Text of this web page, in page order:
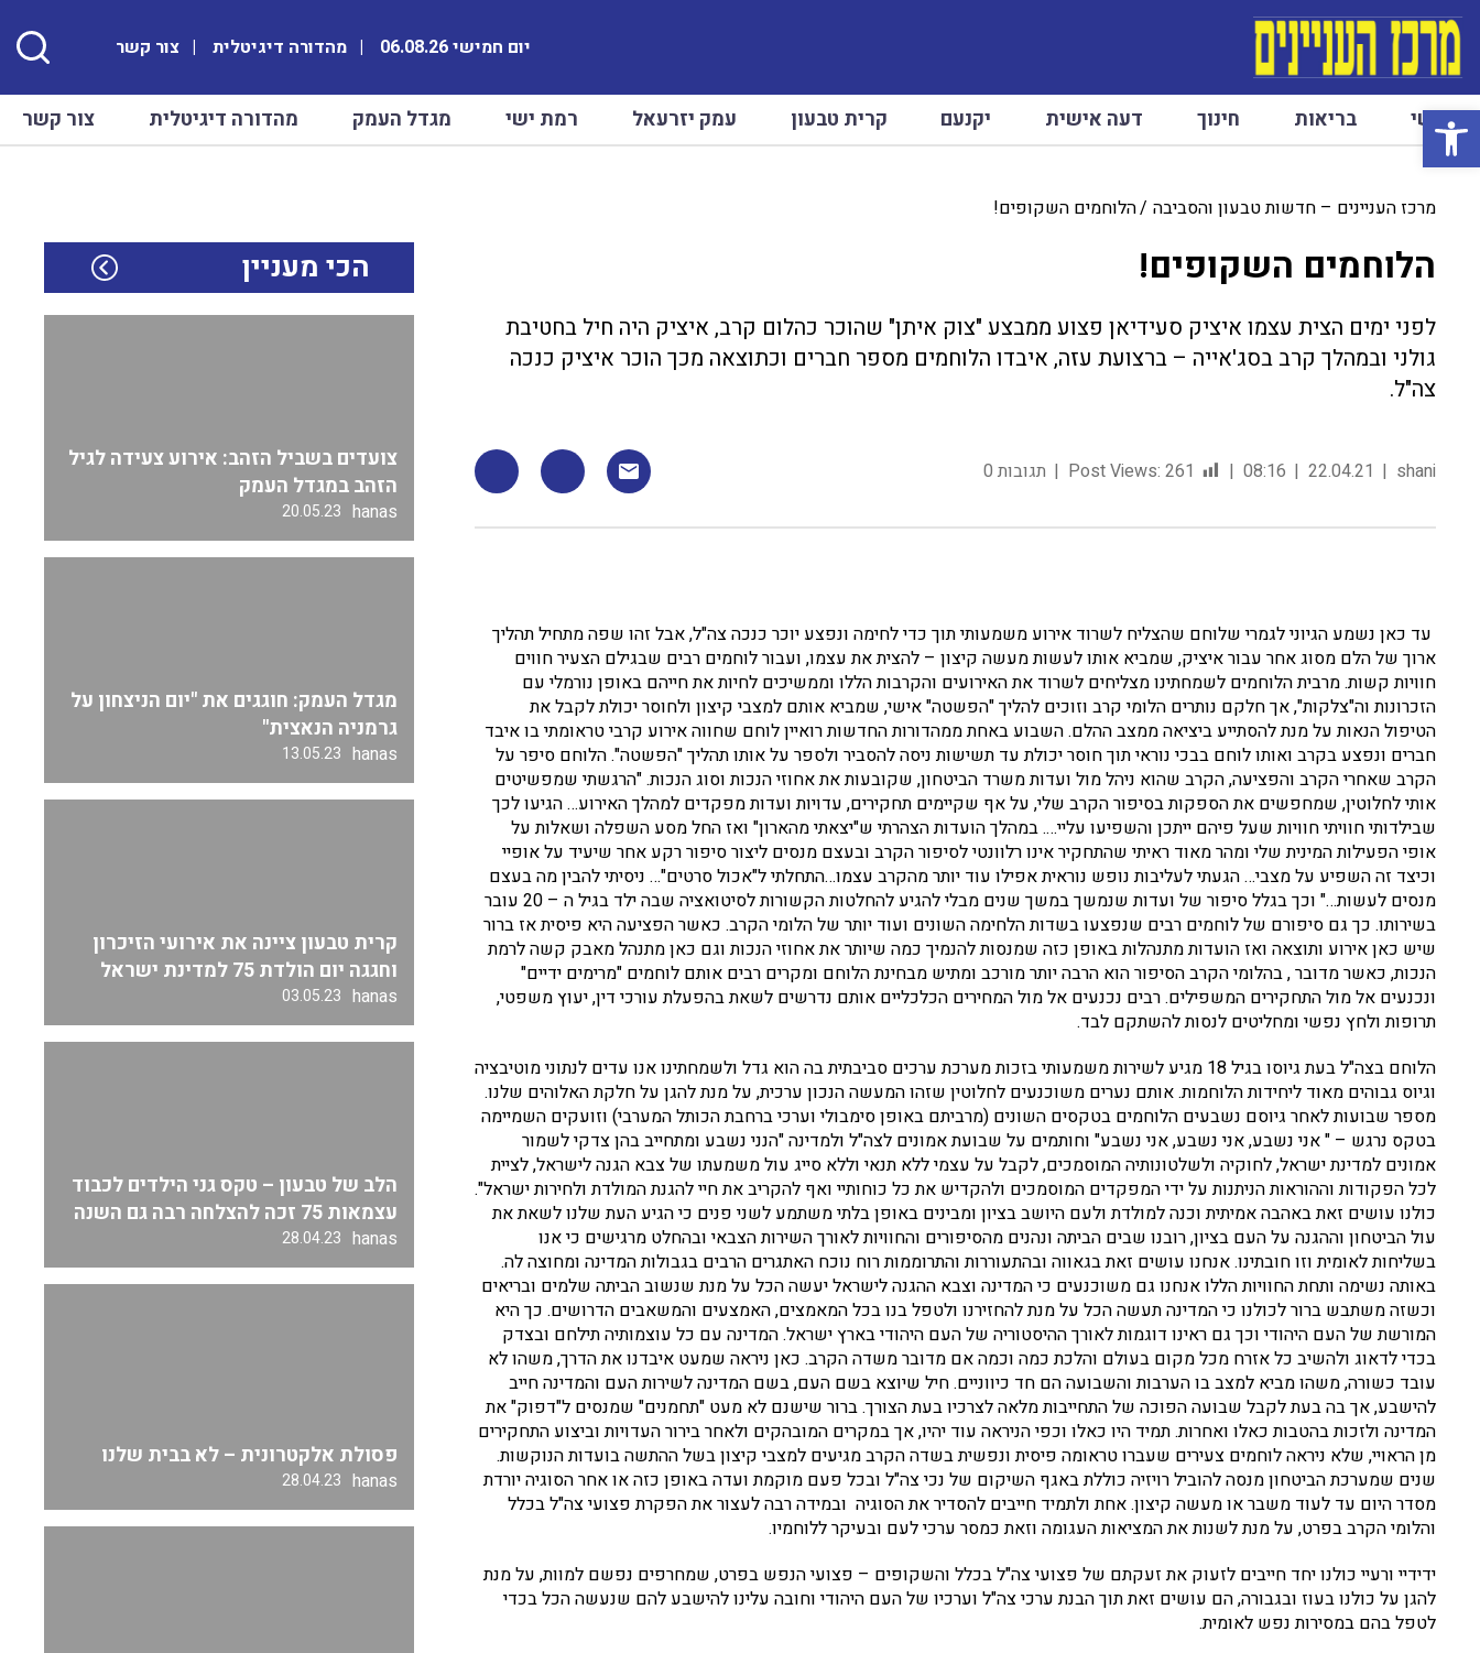
פתח סרגל נגישות
יום חמישי 06.08.26 מהדורה דיגיטלית צור קשר
ראשי בריאות חינוך דעה אישית יקנעם קרית טבעון עמק יזרעאל רמת ישי מגדל העמק מהדורה דיגיטלית צור קשר
מרכז העניינים – חדשות טבעון והסביבה הלוחמים השקופים!
הלוחמים השקופים!
לפני ימים הצית עצמו איציק סעידיאן פצוע ממבצע "צוק איתן" שהוכר כהלום קרב, איציק היה חיל בחטיבת
גולני ובמהלך קרב בסג'אייה – ברצועת עזה, איבדו הלוחמים מספר חברים וכתוצאה מכך הוכר איציק כנכה
צה"ל.
shani
22.04.21
08:16
Post Views: 261 תגובות 0
עד כאן נשמע הגיוני לגמרי שלוחם שהצליח לשרוד אירוע משמעותי תוך כדי לחימה ונפצע יוכר כנכה צה"ל, אבל זהו שפה מתחיל תהליך
ארוך של הלם מסוג אחר עבור איציק, שמביא אותו לעשות מעשה קיצון – להצית את עצמו, ועבור לוחמים רבים שבגילם הצעיר חווים
חוויות קשות. מרבית הלוחמים לשמחתינו מצליחים לשרוד את האירועים והקרבות הללו וממשיכים לחיות את חייהם באופן נורמלי עם
הזכרונות וה"צלקות", אך חלקם נותרים הלומי קרב וזוכים להליך "הפשטה" אישי, שמביא אותם למצבי קיצון ולחוסר יכולת לקבל את
הטיפול הנאות על מנת להסתייע ביציאה ממצב ההלם. השבוע באחת ממהדורות החדשות רואיין לוחם שחווה אירוע קרבי טראומתי בו איבד
חברים ונפצע בקרב ואותו לוחם בבכי נוראי תוך חוסר יכולת עד תשישות ניסה להסביר ולספר על אותו תהליך "הפשטה". הלוחם סיפר על
הקרב שאחרי הקרב והפציעה, הקרב שהוא ניהל מול ועדות משרד הביטחון, שקובעות את אחוזי הנכות וסוג הנכות. "הרגשתי שמפשיטים
אותי לחלוטין, שמחפשים את הספקות בסיפור הקרב שלי, על אף שקיימים תחקירים, עדויות ועדות מפקדים למהלך האירוע… הגיעו לכך
שבילדותי חוויתי חוויות שעל פיהם ייתכן והשפיעו עליי…. במהלך הועדות הצהרתי ש"יצאתי מהארון" ואז החל מסע השפלה ושאלות על
אופי הפעילות המינית שלי ומהר מאוד ראיתי שהתחקיר אינו רלוונטי לסיפור הקרב ובעצם מנסים ליצור סיפור רקע אחר שיעיד על אופיי
וכיצד זה השפיע על מצבי… הגעתי לעליבות נופש נוראית אפילו עוד יותר מהקרב עצמו…התחלתי ל"אכול סרטים"… ניסיתי להבין מה בעצם
מנסים לעשות…" וכך בגלל סיפור של ועדות שנמשך במשך שנים מבלי להגיע להחלטות הקשורות לסיטואציה שבה ילד בגיל ה – 20 עובר
בשירותו. כך גם סיפורם של לוחמים רבים שנפצעו בשדות הלחימה השונים ועוד יותר של הלומי הקרב. כאשר הפציעה היא פיסית אז ברור
שיש כאן אירוע ותוצאה ואז הועדות מתנהלות באופן כזה שמנסות להנמיך כמה שיותר את אחוזי הנכות וגם כאן מתנהל מאבק קשה לרמת
הנכות, כאשר מדובר , בהלומי הקרב הסיפור הוא הרבה יותר מורכב ומתיש מבחינת הלוחם ומקרים רבים אותם לוחמים "מרימים ידיים"
ונכנעים אל מול התחקירים המשפילים. רבים נכנעים אל מול המחירים הכלכליים אותם נדרשים לשאת בהפעלת עורכי דין, יעוץ משפטי,
תרופות ולחץ נפשי ומחליטים לנסות להשתקם לבד.
הלוחם בצה"ל בעת גיוסו בגיל 18 מגיע לשירות משמעותי בזכות מערכת ערכים סביבתית בה הוא גדל ולשמחתינו אנו עדים לנתוני מוטיבציה
וגיוס גבוהים מאוד ליחידות הלוחמות. אותם נערים משוכנעים לחלוטין שזהו המעשה הנכון ערכית, על מנת להגן על חלקת האלוהים שלנו.
מספר שבועות לאחר גיוסם נשבעים הלוחמים בטקסים השונים (מרביתם באופן סימבולי וערכי ברחבת הכותל המערבי) וזועקים השמיימה
בטקס נרגש – " אני נשבע, אני נשבע, אני נשבע" וחותמים על שבועת אמונים לצה"ל ולמדינה "הנני נשבע ומתחייב בהן צדקי לשמור
אמונים למדינת ישראל, לחוקיה ולשלטונותיה המוסמכים, לקבל על עצמי ללא תנאי וללא סייג עול משמעתו של צבא הגנה לישראל, לציית
לכל הפקודות וההוראות הניתנות על ידי המפקדים המוסמכים ולהקדיש את כל כוחותיי ואף להקריב את חיי להגנת המולדת ולחירות ישראל".
כולנו עושים זאת באהבה אמיתית וכנה למולדת ולעם היושב בציון ומבינים באופן בלתי משתמע לשני פנים כי הגיע העת שלנו לשאת את
עול הביטחון וההגנה על העם בציון, רובנו שבים הביתה ונהנים מהסיפורים והחוויות לאורך השירות הצבאי ובהחלט מרגישים כי אנו
בשליחות לאומית וזו חובתינו. אנחנו עושים זאת בגאווה ובהתעוררות והתרוממות רוח נוכח האתגרים הרבים בגבולות המדינה ומחוצה לה.
באותה נשימה ותחת החוויות הללו אנחנו גם משוכנעים כי המדינה וצבא ההגנה לישראל יעשה הכל על מנת שנשוב הביתה שלמים ובריאים
וכשזה משתבש ברור לכולנו כי המדינה תעשה הכל על מנת להחזירנו ולטפל בנו בכל המאמצים, האמצעים והמשאבים הדרושים. כך היא
המורשת של העם היהודי וכך גם ראינו דוגמות לאורך ההיסטוריה של העם היהודי בארץ ישראל. המדינה עם כל עוצמותיה תילחם ובצדק
בכדי לדאוג ולהשיב כל אזרח מכל מקום בעולם והלכת כמה וכמה אם מדובר משדה הקרב. כאן ניראה שמעט איבדנו את הדרך, משהו לא
עובד כשורה, משהו מביא למצב בו הערבות והשבועה הם חד כיווניים. חיל שיוצא בשם העם, בשם המדינה לשירות העם והמדינה חייב
להישבע, אך בה בעת לקבל שבועה הפוכה של התחייבות מלאה לצרכיו בעת הצורך. ברור שישנם לא מעט "תחמנים" שמנסים ל"דפוק" את
המדינה ולזכות בהטבות כאלו ואחרות. תמיד היו כאלו וכפי הניראה עוד יהיו, אך במקרים המובהקים ולאחר בירור העדויות וביצוע התחקירים
מן הראויי, שלא ניראה לוחמים צעירים שעברו טראומה פיסית ונפשית בשדה הקרב מגיעים למצבי קיצון בשל ההתשה בועדות הנוקשות.
שנים שמערכת הביטחון מנסה להוביל רויזיה כוללת באגף השיקום של נכי צה"ל ובכל פעם מוקמת ועדה באופן כזה או אחר הסוגיה יורדת
מסדר היום עד לעוד משבר או מעשה קיצון. אחת ולתמיד חייבים להסדיר את הסוגיה ובמידה רבה לעצור את הפקרת פצועי צה"ל בכלל
והלומי הקרב בפרט, על מנת לשנות את המציאות העגומה וזאת כמסר ערכי לעם ובעיקר ללוחמיו.
ידידיי ורעיי כולנו יחד חייבים לזעוק את זעקתם של פצועי צה"ל בכלל והשקופים – פצועי הנפש בפרט, שמחרפים נפשם למוות, על מנת
להגן על כולנו בעוז ובגבורה, הם עושים זאת תוך הבנת ערכי צה"ל וערכיו של העם היהודי וחובה עלינו להישבע להם שנעשה הכל בכדי
לטפל בהם במסירות נפש לאומית.
הכי מעניין
צועדים בשביל הזהב: אירוע צעידה לגיל
הזהב במגדל העמק
hanas
20.05.23
מגדל העמק: חוגגים את "יום הניצחון על
גרמניה הנאצית"
hanas
13.05.23
קרית טבעון ציינה את אירועי הזיכרון
וחגגה יום הולדת 75 למדינת ישראל
hanas
03.05.23
הלב של טבעון – טקס גני הילדים לכבוד
עצמאות 75 זכה להצלחה רבה גם השנה
hanas
28.04.23
פסולת אלקטרונית – לא בבית שלנו
hanas
28.04.23